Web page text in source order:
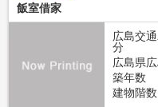
飯室借家
広島交
分
広島県
築年数
建物階数